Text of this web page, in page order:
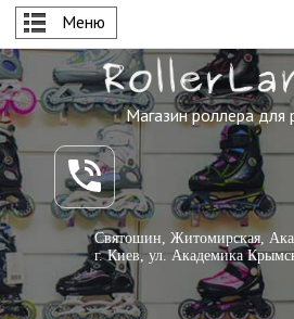
Меню
Магазин роллера для
Святошин, Житомирская,
г. Киев, ул. Академика